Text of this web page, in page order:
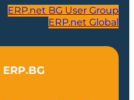
ERP.net BG User Group
ERP.net Global